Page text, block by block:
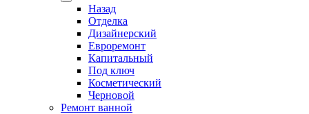
Назад
Отделка
Дизайнерский
Евроремонт
Капитальный
Под ключ
Косметический
Черновой
Ремонт ванной